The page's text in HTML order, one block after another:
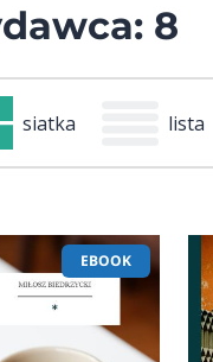
8
siatka lista
EBOOK